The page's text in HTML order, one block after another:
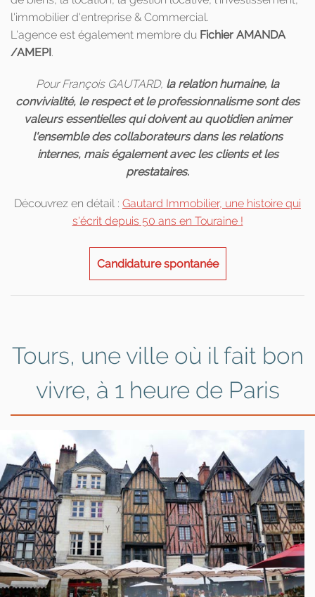
l'immobilier d'entreprise & Commercial.
L'agence est également membre du Fichier AMANDA
/AMEPI.
Pour François GAUTARD, la relation humaine, la
convivialité, le respect et le professionnalisme sont des
valeurs essentielles qui doivent au quotidien animer
l'ensemble des collaborateurs dans les relations
internes, mais également avec les clients et les
prestataires.
Découvrez en détail : Gautard Immobilier, une histoire qui
s'écrit depuis 50 ans en Touraine !
Candidature spontanée
Tours, une ville où il fait bon
vivre, à 1 heure de Paris